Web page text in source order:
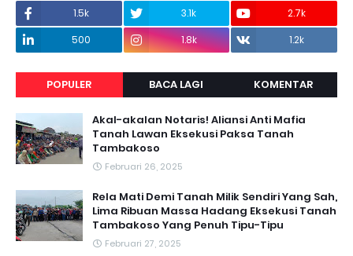
1.5k 3.1k
2.7k
500
1.8k 1.2k
POPULER BACA LAGI KOMENTAR
Akal-akalan Notaris! Aliansi Anti Mafia
Tanah Lawan Eksekusi Paksa Tanah
Tambakoso
Februari 26, 2025
Rela Mati Demi Tanah Milik Sendiri Yang Sah,
Lima Ribuan Massa Hadang Eksekusi Tanah
Tambakoso Yang Penuh Tipu-Tipu
Februari 27, 2025